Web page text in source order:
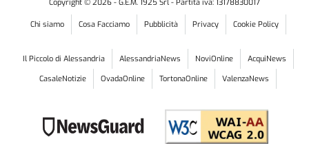
Copyright © 2026 - G.E.M. 1925 Srl - Partita iva: 13178830017
Chi siamo Cosa Facciamo Pubblicità Privacy Cookie Policy
Il Piccolo di Alessandria AlessandriaNews NoviOnline
AcquiNews
CasaleNotizie
OvadaOnline TortonaOnline ValenzaNews